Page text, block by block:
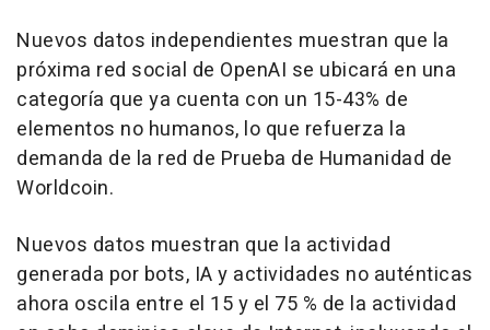
Nuevos datos independientes muestran que la
próxima red social de OpenAI se ubicará en una
categoría que ya cuenta con un 15-43% de
elementos no humanos, lo que refuerza la
demanda de la red de Prueba de Humanidad de
Worldcoin.
Nuevos datos muestran que la actividad
generada por bots, IA y actividades no auténticas
ahora oscila entre el 15 y el 75 % de la actividad